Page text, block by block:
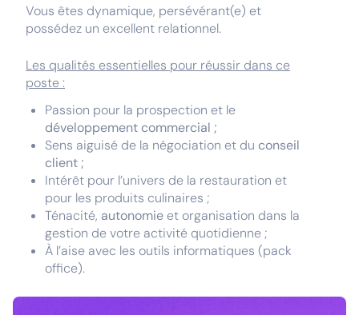
Vous êtes dynamique, persévérant(e) et
possédez un excellent relationnel.
Les qualités essentielles pour réussir dans ce
poste :
Passion pour la prospection et le
développement commercial ;
Sens aiguisé de la négociation et du conseil
client ;
Intérêt pour l’univers de la restauration et
pour les produits culinaires ;
Ténacité, autonomie et organisation dans la
gestion de votre activité quotidienne ;
À l’aise avec les outils informatiques (pack
office).